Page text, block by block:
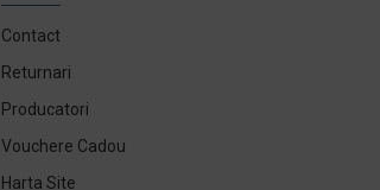
Contact
Returnari
Producatori
Vouchere Cadou
Harta Site